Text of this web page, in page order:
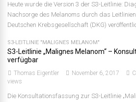
Heute wurde die Version 3 der S3-Leitlinie:
Nachsorge des Melanoms durch das
Deutschen Krebsgesellschaft (DKG)
S3-LEITLINIE "MALIGNES MELANOM"
S3-Leitlinie „Malignes Melanom“ –
verfügbar
Thomas Eigentler November 6, 2017
views
Die Konsultationsfassung zur S3-Leitlinie